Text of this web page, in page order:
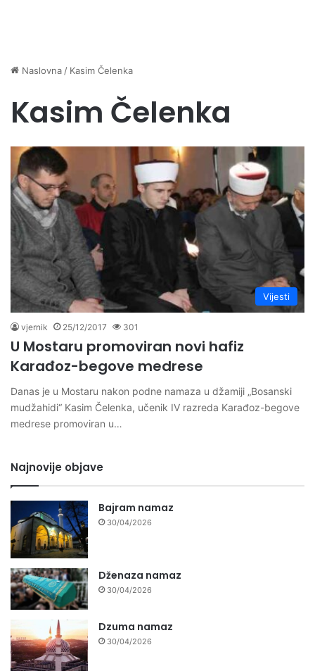
Naslovna / Kasim Čelenka
Kasim Čelenka
Vijesti
vjernik 25/12/2017 301
U Mostaru promoviran novi hafiz
Karađoz-begove medrese
Danas je u Mostaru nakon podne namaza u džamiji „Bosanski
mudžahidi“ Kasim Čelenka, učenik IV razreda Karađoz-begove
medrese promoviran u…
Najnovije objave
Bajram namaz
30/04/2026
Dženaza namaz
30/04/2026
Dzuma namaz
30/04/2026